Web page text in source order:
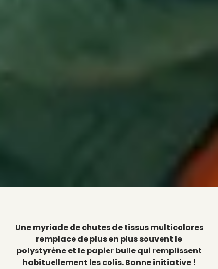
Une myriade de chutes de tissus multicolores
remplace de plus en plus souvent le
polystyrène et le papier bulle qui remplissent
habituellement les colis. Bonne initiative !